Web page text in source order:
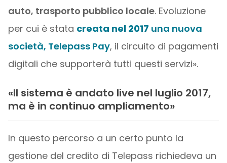
auto, trasporto pubblico locale. Evoluzione
per cui è stata creata nel 2017 una nuova
società, Telepass Pay, il circuito di pagamenti
digitali che supporterà tutti questi servizi».
«Il sistema è andato live nel luglio 2017,
ma è in continuo ampliamento»
In questo percorso a un certo punto la
gestione del credito di Telepass richiedeva un